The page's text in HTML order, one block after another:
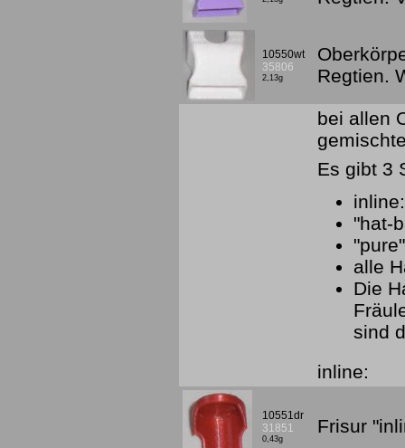
10550wt
35806
2,13g
Regtien.
bei allen
Es gibt 3
"hat-
alle
Die
sind
inline:
10551dr
31851
0,43g
Frisur